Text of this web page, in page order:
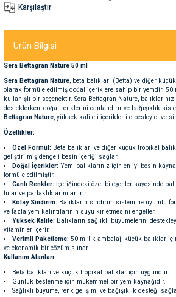
Temizlik
Ek Besinler
Kapları
Su Kabları
Kemikleri
Seyahat Ürünleri
Ek Besinleri
Karşılaştır
Ürün Bilgisi
Sera Bettagran Nature 50 ml
Sera Bettagran Nature , beta balıkları (Betta) ve diğer
olarak formüle edilmiş doğal içeriklere sahip bir yemdir. 50
kullanışlı bir seçenektir. Sera Bettagran Nature,
desteklerken, doğal renklerini canlandırır ve bağışıklık
Bettagran Nature , yüksek kaliteli içerikler ile besleyici ve
Özellikler:
Özel Formül: Beta balıkları ve diğer küçük tropikal
geliştirilmiş dengeli besin içeriği sağlar.
Doğal İçerikler: Yem, balıklarınız için en iyi besin
formüle edilmiştir.
Canlı Renkler: İçeriğindeki özel bileşenler sayesinde
tutar ve parlaklıklarını artırır.
Kolay Sindirim: Balıkların sindirim sistemine uyumlu
ve fazla yem kalıntılarının suyu kirletmesini engeller.
Yüksek Kalite: Balıkların sağlıklı büyümelerini
vitaminler içerir.
Verimli Paketleme: 50 ml’lik ambalaj, küçük balıklar
ve ekonomik bir çözüm sunar.
Kullanım Alanları:
Beta balıkları ve küçük tropikal balıklar için uygundur.
Günlük beslenme için mükemmel bir yem kaynağıdır.
Sağlıklı büyüme, renk gelişimi ve bağışıklık desteği